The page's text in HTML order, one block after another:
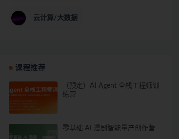
云计算/大数据
课程推荐
（预定）AI Agent 全栈工程师训
练营
零基础 AI 漫剧智能量产创作营